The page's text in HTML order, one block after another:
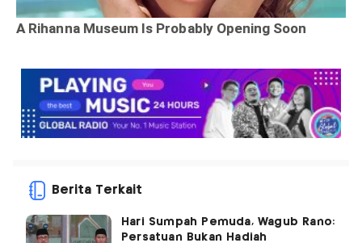
Berita Terkait
Hari Sumpah Pemuda, Wagub Rano:
Persatuan Bukan Hadiah